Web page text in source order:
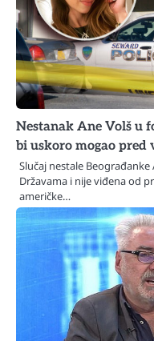
Nestanak Ane Volš u
bi uskoro mogao
Slučaj nestale
Državama i nije viđena od
američke…